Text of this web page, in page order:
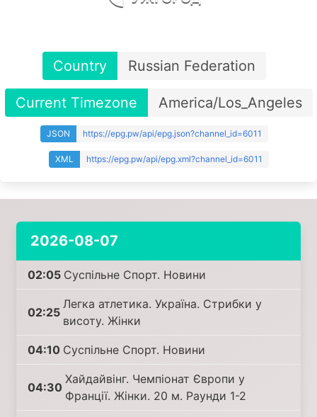
Country Russian Federation
Current Timezone America/Los_Angeles
JSON https://epg.pw/api/epg.json?channel_id=6011
XML https://epg.pw/api/epg.xml?channel_id=6011
2026-08-07
02:05 Суспільне Спорт. Новини
02:25
Легка атлетика. Україна. Стрибки у
висоту. Жінки
04:10 Суспільне Спорт. Новини
04:30
Хайдайвінг. Чемпіонат Європи у
Франції. Жінки. 20 м. Раунди 1-2